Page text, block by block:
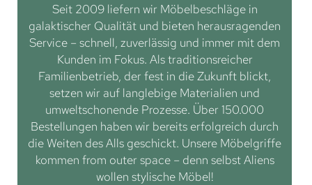
Seit 2009 liefern wir Möbelbeschläge in
galaktischer Qualität und bieten herausragenden
Service – schnell, zuverlässig und immer mit dem
Kunden im Fokus. Als traditionsreicher
Familienbetrieb, der fest in die Zukunft blickt,
setzen wir auf langlebige Materialien und
umweltschonende Prozesse. Über 150.000
Bestellungen haben wir bereits erfolgreich durch
die Weiten des Alls geschickt. Unsere Möbelgriffe
kommen from outer space – denn selbst Aliens
wollen stylische Möbel!